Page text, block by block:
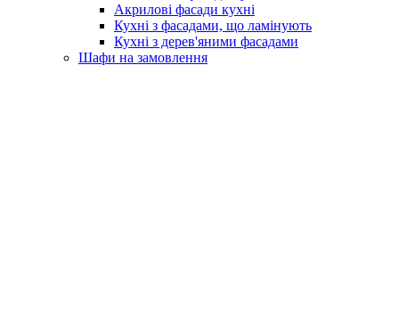
Акрилові фасади кухні
Кухні з фасадами, що ламінують
Кухні з дерев'яними фасадами
Шафи на замовлення